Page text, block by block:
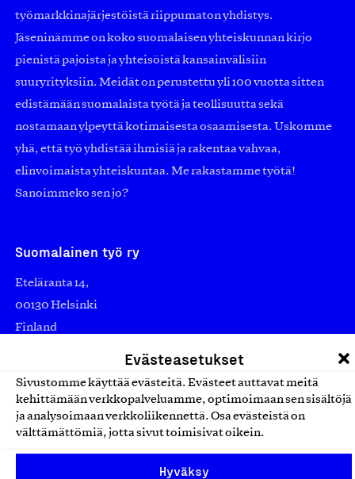
Evästeasetukset
Sivustomme käyttää evästeitä. Evästeet auttavat meitä
kehittämään verkkopalveluamme, optimoimaan sen sisältöjä
ja analysoimaan verkkoliikennettä. Osa evästeistä on
välttämättömiä, jotta sivut toimisivat oikein.
Hyväksy
työmarkkinajärjestöistä riippumaton yhdistys.
Jäseninämme on koko suomalaisen yhteiskunnan kirjo
pienistä pajoista ja yhteisöistä kansainvälisiin
suuryrityksiin. Meidät on perustettu yli 100 vuotta sitten
edistämään suomalaista työtä ja teollisuutta sekä
nostamaan ylpeyttä kotimaisesta osaamisesta. Uskomme
yhä, että työ yhdistää ihmisiä ja rakentaa vahvaa,
elinvoimaista yhteiskuntaa. Me rakastamme työtä!
Sanoimmeko sen jo?
Suomalainen työ ry
Eteläranta 14,
00130 Helsinki
Finland
Avainlippu